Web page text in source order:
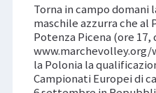
Torna in campo domani
maschile azzurra che al
Potenza Picena (ore
la Polonia la
Campionati Europei di